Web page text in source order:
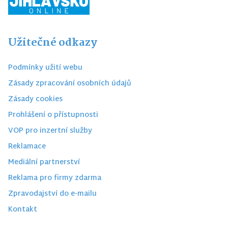
Užitečné odkazy
Podmínky užití webu
Zásady zpracování osobních údajů
Zásady cookies
Prohlášení o přístupnosti
VOP pro inzertní služby
Reklamace
Mediální partnerství
Reklama pro firmy zdarma
Zpravodajství do e-mailu
Kontakt